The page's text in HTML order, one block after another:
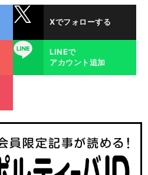
Xでフォローする
LINE
LINEで
アカウント追加